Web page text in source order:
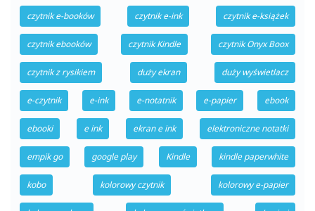
czytnik e-booków czytnik e-ink czytnik e-książek
czytnik ebooków czytnik Kindle czytnik Onyx Boox
czytnik z rysikiem duży ekran duży wyświetlacz
e-czytnik e-ink e-notatnik e-papier ebook
ebooki e ink ekran e ink elektroniczne notatki
empik go google play Kindle kindle paperwhite
kobo kolorowy czytnik kolorowy e-papier